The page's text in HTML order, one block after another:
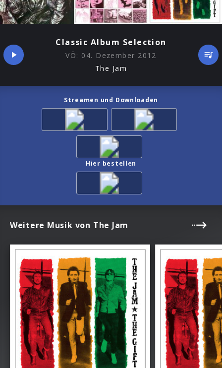
Classic Album Selection
VÖ: 04. Dezember 2012
The Jam
Streamen und Downloaden
Hier bestellen
Weitere Musik von The Jam